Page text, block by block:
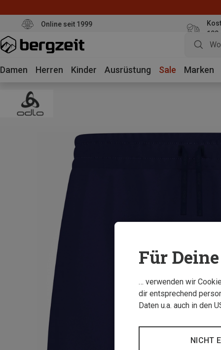
Online seit 1999
100
Damen Herren Kinder Ausrüstung Sale Marken
Für
… verwenden wir
dir entsprechend
Daten u.a. auch in den
NICHT